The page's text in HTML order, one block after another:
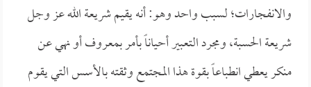
والانفجارات؛ لسبب واحد وهو: أنه يقيم شريعة الله عز وجل
شريعة الحسبة، ومجرد التعبير أحياناً بأمر بمعروف أو نهي عن
منكر يعطي انطباعاً بقوة هذا المجتمع وثقته بالأسس التي يقوم